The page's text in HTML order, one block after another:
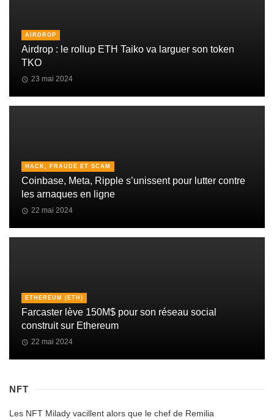
AIRDROP
Airdrop : le rollup ETH Taiko va larguer son token
TKO
23 mai 2024
HACK, FRAUDE ET SCAM
Coinbase, Meta, Ripple s’unissent pour lutter contre
les arnaques en ligne
22 mai 2024
ETHEREUM (ETH)
Farcaster lève 150M$ pour son réseau social
construit sur Ethereum
22 mai 2024
NFT
Les NFT Milady vacillent alors que le chef de Remilia